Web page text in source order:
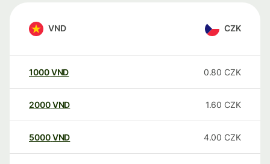
VND CZK
1000VND 0.80 CZK
2000VND 1.60 CZK
5000VND 4.00 CZK